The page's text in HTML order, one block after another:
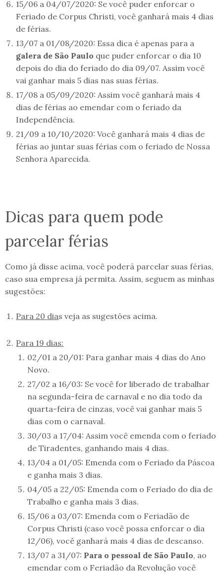
15/06 a 04/07/2020: Se você puder enforcar o
Feriado de Corpus Christi, você ganhará mais 4 dias
de férias.
13/07 a 01/08/2020: Essa dica é apenas para a
galera de São Paulo que puder enforcar o dia 10
depois do dia do feriado do dia 09/07. Assim você
vai ganhar mais 5 dias nas suas férias.
17/08 a 05/09/2020: Assim você ganhará mais 4
dias de férias ao emendar com o feriado da
Independência.
21/09 a 10/10/2020: Você ganhará mais 4 dias de
férias ao juntar suas férias com o feriado de Nossa
Senhora Aparecida.
Dicas para quem pode
parcelar férias
Como já disse acima, você poderá parcelar suas férias,
caso sua empresa já permita. Assim, seguem as minhas
sugestões:
Para 20 dias veja as sugestões acima.
Para 19 dias:
02/01 a 20/01: Para ganhar mais 4 dias do Ano
Novo.
27/02 a 16/03: Se você for liberado de trabalhar
na segunda-feira de carnaval e no dia todo da
quarta-feira de cinzas, você vai ganhar mais 5
dias com o carnaval.
30/03 a 17/04: Assim você emenda com o feriado
de Tiradentes, ganhando mais 4 dias.
13/04 a 01/05: Emenda com o Feriado da Páscoa
e ganha mais 3 dias.
04/05 a 22/05: Emenda com o Feriado do dia de
Trabalho e ganha mais 3 dias.
15/06 a 03/07: Emenda com o Feriadão de
Corpus Christi (caso você possa enforcar o dia
12/06), você ganhará mais 4 dias de descanso.
13/07 a 31/07: Para o pessoal de São Paulo, ao
emendar com o Feriadão da Revolução você